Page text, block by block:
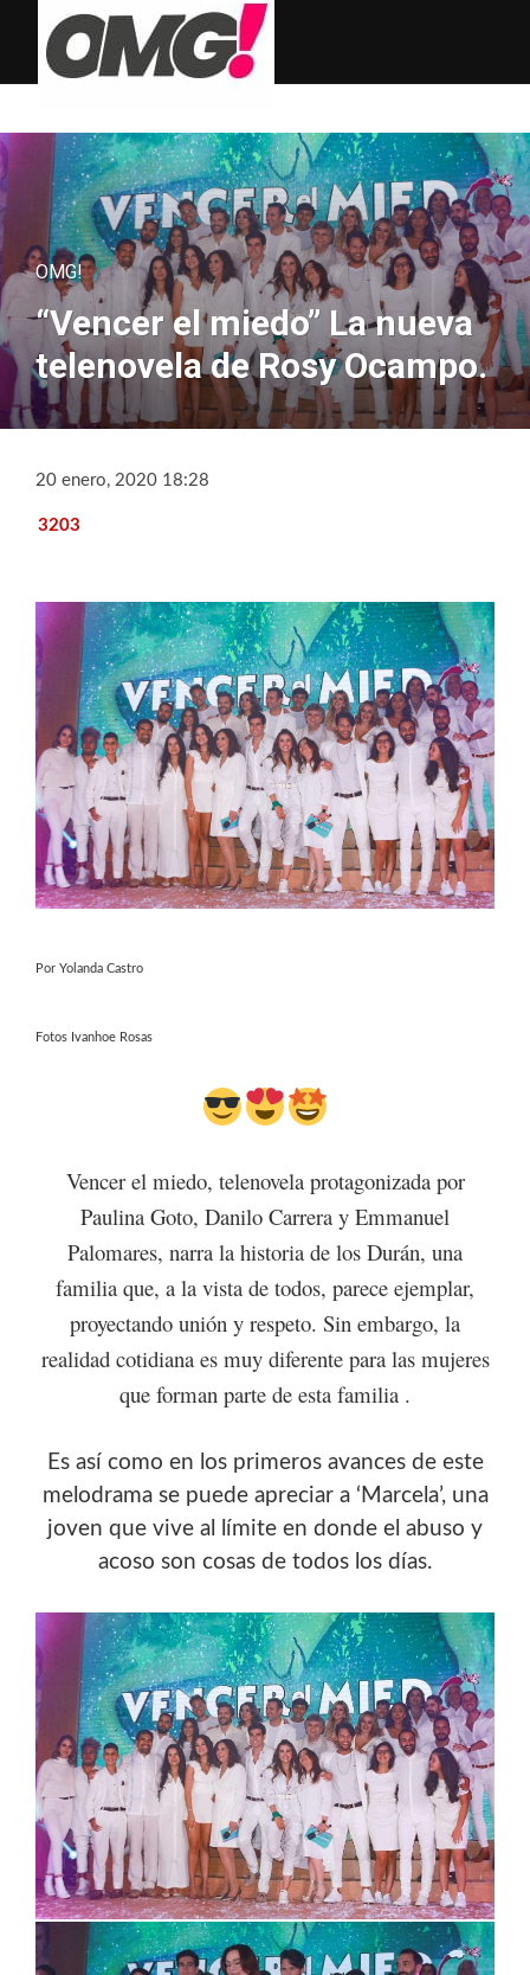
OMG!
“Vencer el miedo” La nueva
telenovela de Rosy Ocampo.
20 enero, 2020 18:28
3203
Por Yolanda Castro
Fotos Ivanhoe Rosas
Vencer el miedo, telenovela protagonizada por
Paulina Goto, Danilo Carrera y Emmanuel
Palomares, narra la historia de los Durán, una
familia que, a la vista de todos, parece ejemplar,
proyectando unión y respeto. Sin embargo, la
realidad cotidiana es muy diferente para las mujeres
que forman parte de esta familia .
Es así como en los primeros avances de este
melodrama se puede apreciar a ‘Marcela’, una
joven que vive al límite en donde el abuso y
acoso son cosas de todos los días.